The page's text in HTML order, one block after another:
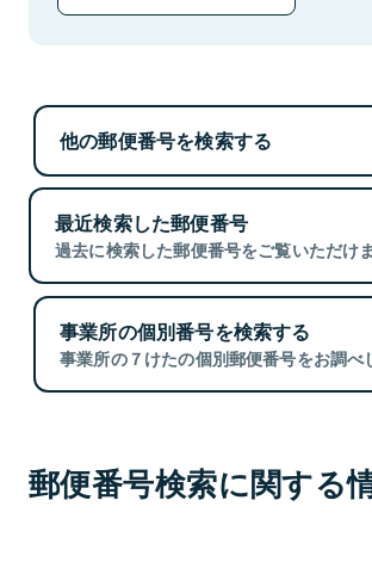
他の郵便番号を検索する
最近検索した郵便番号
過去に検索した郵便番号をご覧いただけま
事業所の個別番号を検索する
事業所の７けたの個別郵便番号をお調べ
郵便番号検索に関する